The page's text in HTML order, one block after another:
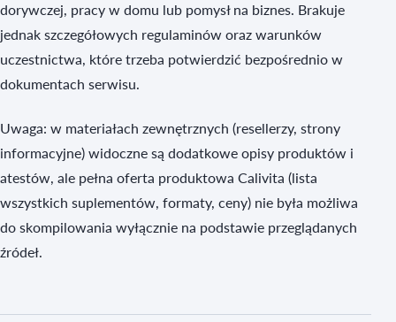
dorywczej, pracy w domu lub pomysł na biznes. Brakuje
jednak szczegółowych regulaminów oraz warunków
uczestnictwa, które trzeba potwierdzić bezpośrednio w
dokumentach serwisu.
Uwaga: w materiałach zewnętrznych (resellerzy, strony
informacyjne) widoczne są dodatkowe opisy produktów i
atestów, ale pełna oferta produktowa Calivita (lista
wszystkich suplementów, formaty, ceny) nie była możliwa
do skompilowania wyłącznie na podstawie przeglądanych
źródeł.